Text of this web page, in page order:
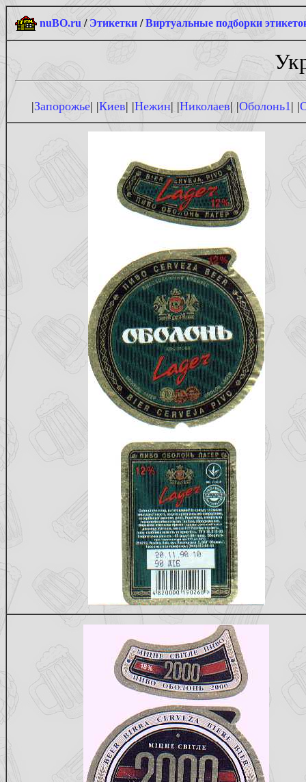
nuBO.ru / Этикетки /Виртуальные подборки
|Запорожье| |Киев| |Нежин| |Николаев| |Оболонь1| |